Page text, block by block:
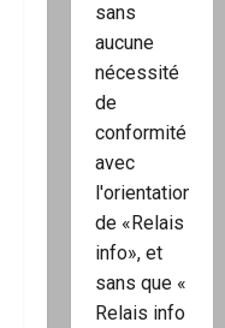
sans
aucune
nécessité
de
conformité
avec
l'orientation
de «Relais
info», et
sans que «
Relais info